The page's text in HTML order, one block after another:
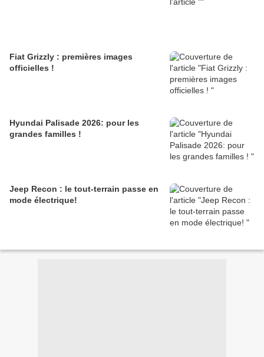
Fiat Grizzly : premières images
officielles !
Hyundai Palisade 2026: pour les
grandes familles !
Jeep Recon : le tout-terrain passe en
mode électrique!